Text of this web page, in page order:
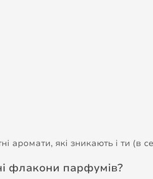
аромати, які зникають і ти (в
флакони парфумів?